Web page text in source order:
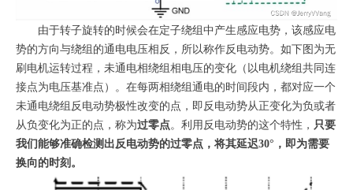
由于转子旋转的时候会在定子绕组中产生感应电势，该感应电
势的方向与绕组的通电电压相反，所以称作反电动势。如下图为无
刷电机运转过程，未通电相绕组相电压的变化（ 以电机绕组共同连
接点为电压基准点 ）。在每两相绕组通电的时间段内，都对应一个
未通电绕组反电动势极性改变的点，即反电动势从正变化为负或者
从负变化为正的点，称为过零点。利用反电动势的这个特性， 只要
我们能够准确检测出反电动势的过零点，将其延迟30°，即为需要
换向的时刻。